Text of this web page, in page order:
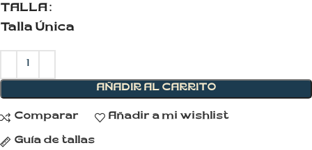
TALLA
Talla Única
AÑADIR AL CARRITO
Comparar Añadir a mi wishlist
Guía de tallas